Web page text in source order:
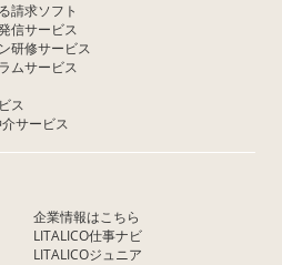
請求ソフト
信サービス
研修サービス
ムサービス
ス
サービス
企業情報はこちら
LITALICO仕事ナビ
LITALICOジュニア